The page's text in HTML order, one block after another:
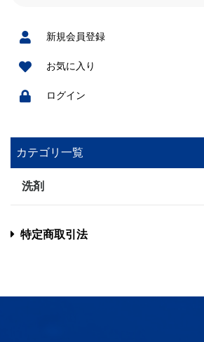
新規会員登録
お気に入り
ログイン
カテゴリ一覧
洗剤
特定商取引法